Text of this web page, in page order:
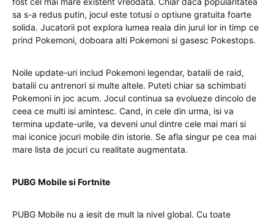
sa s-a redus putin, jocul este totusi o optiune gratuita foarte
solida. Jucatorii pot explora lumea reala din jurul lor in timp ce
prind Pokemoni, doboara alti Pokemoni si gasesc Pokestops.
Noile update-uri includ Pokemoni legendar, batalii de raid,
batalii cu antrenori si multe altele. Puteti chiar sa schimbati
Pokemoni in joc acum. Jocul continua sa evolueze dincolo de
ceea ce multi isi amintesc. Cand, in cele din urma, isi va
termina update-urile, va deveni unul dintre cele mai mari si
mai iconice jocuri mobile din istorie. Se afla singur pe cea mai
mare lista de jocuri cu realitate augmentata.
PUBG Mobile si Fortnite
PUBG Mobile nu a iesit de mult la nivel global. Cu toate